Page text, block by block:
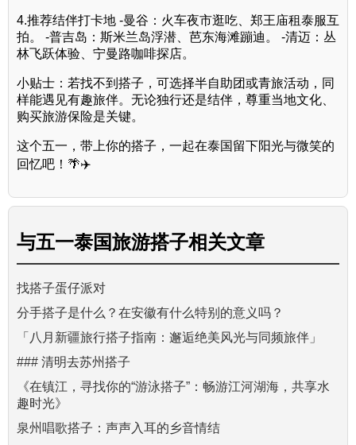
4.推荐结伴打卡地 -曼谷：火车夜市逛吃、郑王庙租泰服互
拍。 -普吉岛：斯米兰岛浮潜、芭东海滩蹦迪。 -清迈：丛
林飞跃体验、宁曼路咖啡探店。
小贴士：若找不到搭子，可选择半自助团或青旅活动，同
样能遇见有趣旅伴。无论独行还是结伴，尊重当地文化、
购买旅游保险是关键。
这个五一，带上你的搭子，一起在泰国留下阳光与微笑的
回忆吧！🌴✈️
与五一泰国旅游搭子相关文章
找搭子蛋仔派对
分手搭子是什么？在安徽有什么特别的意义吗？
「八月新疆旅行搭子指南：邂逅绝美风光与同频旅伴」
### 清明去苏州搭子
《在镇江，寻找你的“游泳搭子”：畅游江河湖海，共享水
趣时光》
泉州唱歌搭子：声声入耳的乡音情结